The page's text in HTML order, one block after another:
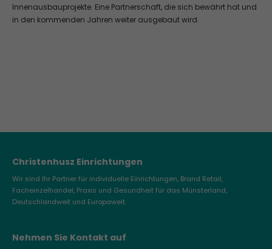
Aenean commodo ligula eget dolor. Aenean massa. Cum
sociis natoque penatibus et magnis dis parturient montes,
Innenausbauprojekte. Eine Partnerschaft, die sich bewährt hat und
in den kommenden Jahren weiter ausgebaut wird.
Christenhusz Einrichtungen
Wir sind Ihr Partner für individuelle Einrichtungen, Brand Retail,
Facheinzelhandel, Praxis und Gesundheit für das Münsterland,
Deutschlandweit und Europaweit.
Nehmen Sie Kontakt auf